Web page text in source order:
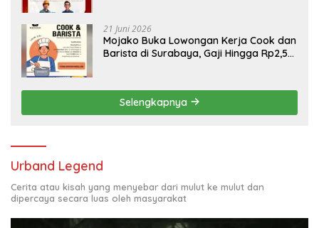
21 Juni 2026
Mojako Buka Lowongan Kerja Cook dan
Barista di Surabaya, Gaji Hingga Rp2,5
Selengkapnya
Urband Legend
Cerita atau kisah yang menyebar dari mulut ke mulut dan
dipercaya secara luas oleh masyarakat